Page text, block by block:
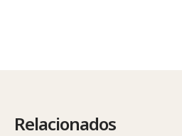
Relacionados